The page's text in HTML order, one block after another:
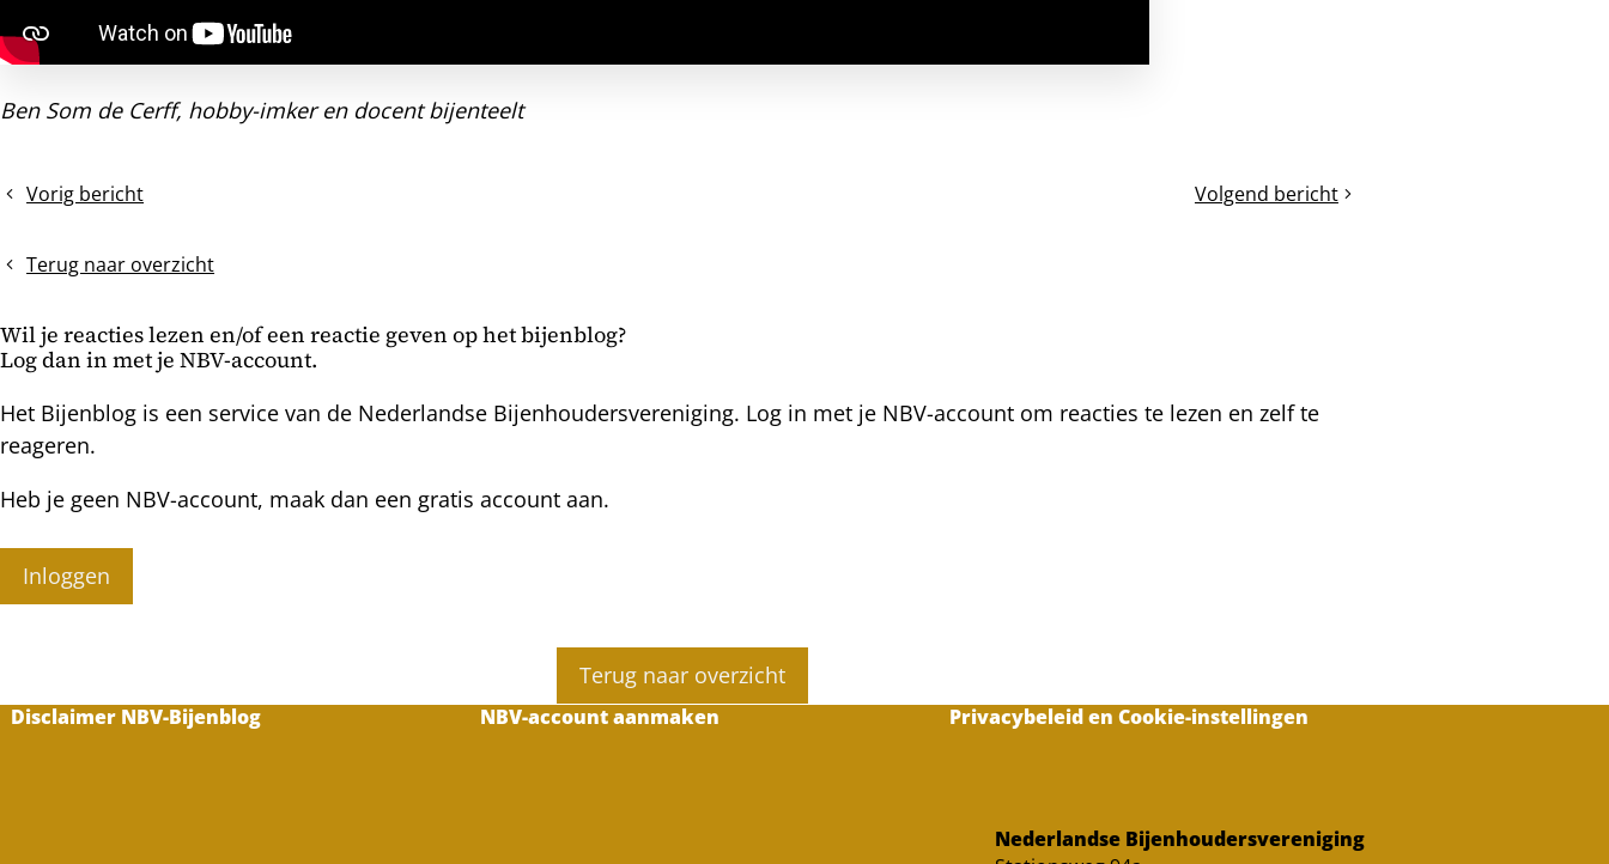
Ben Som de Cerff, hobby-imker en docent bijenteelt
Vorig bericht
Winter
en
Volgend bericht
De
Terug naar overzicht
Wil je reacties lezen en/of een reactie geven op het bijenblog?
Log dan in met je NBV-account.
Het Bijenblog is een service van de Nederlandse Bijenhoudersvereniging. Log in met je NBV-account om reacties te lezen en zelf te
reageren.
Heb je geen NBV-account, maak dan een gratis account aan.
Inloggen
Terug naar overzicht
Disclaimer NBV-Bijenblog NBV-account aanmaken Privacybeleid en Cookie-instellingen
Nederlandse Bijenhoudersvereniging